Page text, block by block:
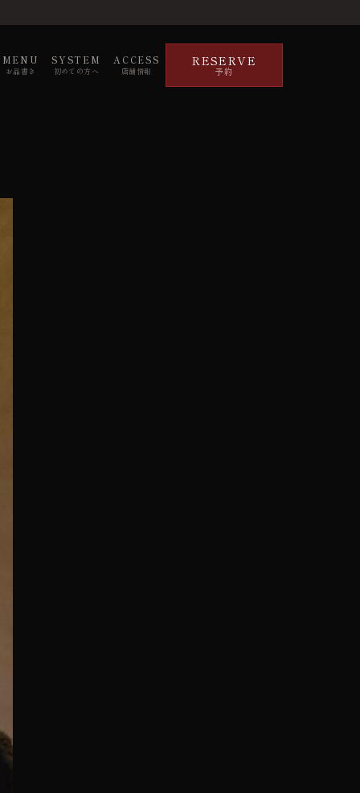
MENU
お品書き
SYSTEM
初めての方へ
ACCESS
店舗情報
RESERVE
予約